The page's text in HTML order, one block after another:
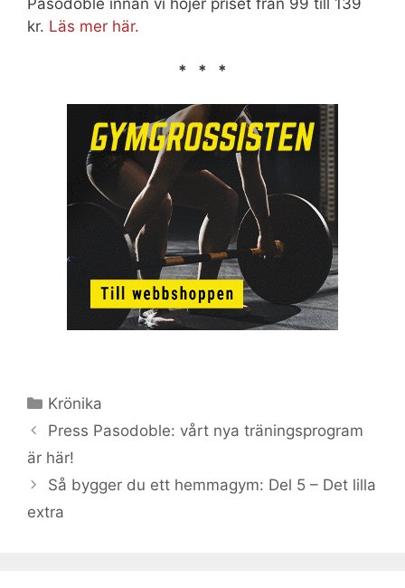
Pasodoble innan vi höjer priset från 99 till 139
kr. Läs mer här.
* * *
Kategorier
Krönika
Press Pasodoble: vårt nya träningsprogram
är här!
Så bygger du ett hemmagym: Del 5 – Det lilla
extra